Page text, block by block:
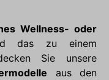
Wellness- oder
das zu einem
Sie unsere
aus den